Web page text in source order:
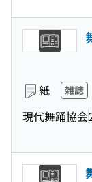
紙 雑誌
現代舞踊協会